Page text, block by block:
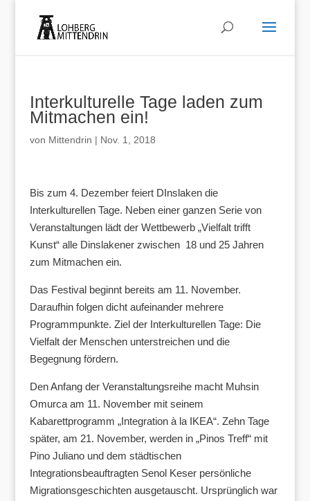
Interkulturelle Tage laden zum
Mitmachen ein!
von Mittendrin | Nov. 1, 2018
Bis zum 4. Dezember feiert DInslaken die
Interkulturellen Tage. Neben einer ganzen Serie von
Veranstaltungen lädt der Wettbewerb „Vielfalt trifft
Kunst“ alle Dinslakener zwischen 18 und 25 Jahren
zum Mitmachen ein.
Das Festival beginnt bereits am 11. November.
Daraufhin folgen dicht aufeinander mehrere
Programmpunkte. Ziel der Interkulturellen Tage: Die
Vielfalt der Menschen unterstreichen und die
Begegnung fördern.
Den Anfang der Veranstaltungsreihe macht Muhsin
Omurca am 11. November mit seinem
Kabarettprogramm „Integration à la IKEA“. Zehn Tage
später, am 21. November, werden in „Pinos Treff“ mit
Pino Juliano und dem städtischen
Integrationsbeauftragten Senol Keser persönliche
Migrationsgeschichten ausgetauscht. Ursprünglich war